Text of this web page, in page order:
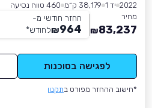
2022 יד 1 38,179 ק״מ
460 טווח נסיעה
מחיר
83,237
₪
החזר חודשי מ-
964
₪לחודש*
לפגישה בסוכנות
*חישוב ההחזר מפורט בתקנון